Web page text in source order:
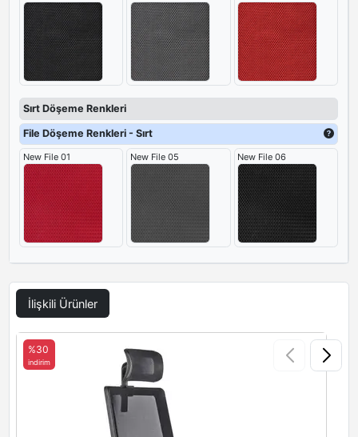
Sırt Döşeme Renkleri
File Döşeme Renkleri - Sırt
New File 01 New File 05 New File 06
İlişkili Ürünler
%30
indirim